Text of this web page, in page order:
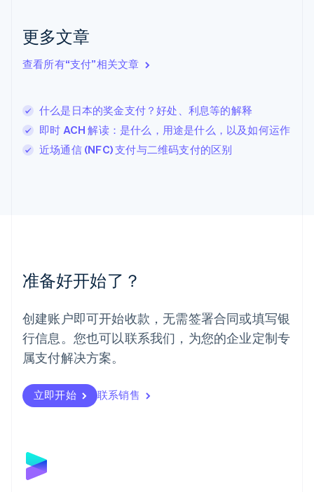
更多文章
查看所有“支付”相关文章
什么是日本的奖金支付？好处、利息等的解释
即时 ACH 解读：是什么，用途是什么，以及如何运作
近场通信 (NFC) 支付与二维码支付的区别
准备好开始了？
创建账户即可开始收款，无需签署合同或填写银
行信息。您也可以联系我们，为您的企业定制专
属支付解决方案。
立即开始 联系销售
English
English
卢森堡
罗马尼亚
English
挪威
葡萄牙
Português English
日本
日本語English
瑞典
瑞士
DeutschFrançais
English
斯洛文尼亚